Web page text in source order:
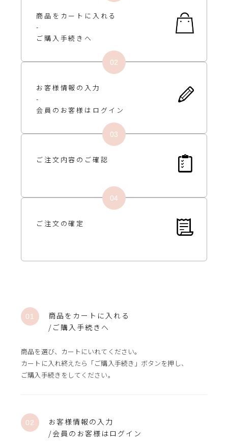
商品をカートに 入れる
-
ご購入手続きへ
お客様情報の入力
-
会員のお客様は ログイン
ご注文内容の ご確認
ご注文の確定
商品をカートに入れる
/ご購入手続きへ
商品を選び、カートにいれてください。
カートに入れ終えたら「ご購入手続き」ボタンを押し、
ご購入手続きをしてください。
お客様情報の入力
/会員のお客様はログイン